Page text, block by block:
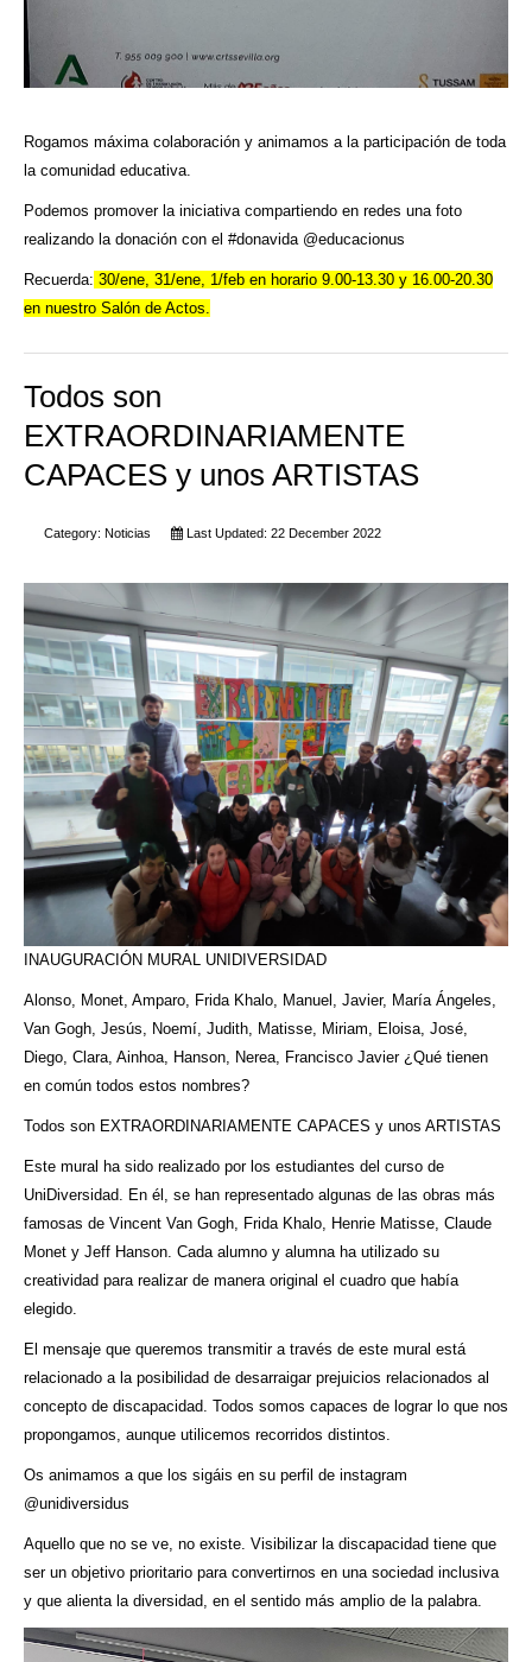
Rogamos máxima colaboración y animamos a la participación de toda
la comunidad educativa.
Podemos promover la iniciativa compartiendo en redes una foto
realizando la donación con el #donavida @educacionus
Recuerda: 30/ene, 31/ene, 1/feb en horario 9.00-13.30 y 16.00-20.30
en nuestro Salón de Actos.
Todos son
EXTRAORDINARIAMENTE
CAPACES y unos ARTISTAS
Category: Noticias Last Updated: 22 December 2022
INAUGURACIÓN MURAL UNIDIVERSIDAD
Alonso, Monet, Amparo, Frida Khalo, Manuel, Javier, María Ángeles,
Van Gogh, Jesús, Noemí, Judith, Matisse, Miriam, Eloisa, José,
Diego, Clara, Ainhoa, Hanson, Nerea, Francisco Javier ¿Qué tienen
en común todos estos nombres?
Todos son EXTRAORDINARIAMENTE CAPACES y unos ARTISTAS
Este mural ha sido realizado por los estudiantes del curso de
UniDiversidad. En él, se han representado algunas de las obras más
famosas de Vincent Van Gogh, Frida Khalo, Henrie Matisse, Claude
Monet y Jeff Hanson. Cada alumno y alumna ha utilizado su
creatividad para realizar de manera original el cuadro que había
elegido.
El mensaje que queremos transmitir a través de este mural está
relacionado a la posibilidad de desarraigar prejuicios relacionados al
concepto de discapacidad. Todos somos capaces de lograr lo que nos
propongamos, aunque utilicemos recorridos distintos.
Os animamos a que los sigáis en su perfil de instagram
@unidiversidus
Aquello que no se ve, no existe. Visibilizar la discapacidad tiene que
ser un objetivo prioritario para convertirnos en una sociedad inclusiva
y que alienta la diversidad, en el sentido más amplio de la palabra.